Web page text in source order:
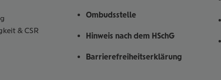
& CSR
Ombudsstelle
Hinweis nach dem HSchG
Barrierefreiheitserklärung